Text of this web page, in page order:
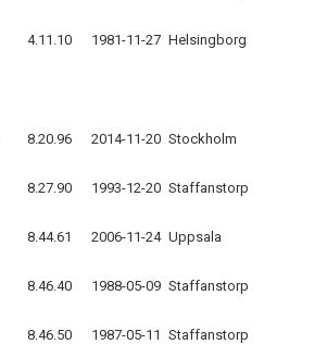
4.11.10 1981-11-27 Helsingborg
8.20.96 2014-11-20 Stockholm
8.27.90 1993-12-20 Staffanstorp
8.44.61 2006-11-24 Uppsala
8.46.40 1988-05-09 Staffanstorp
8.46.50 1987-05-11 Staffanstorp